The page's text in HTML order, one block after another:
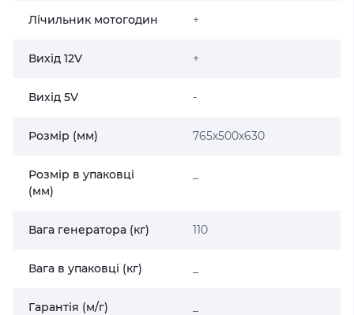
Лічильник мотогодин +
Вихід 12V +
Вихід 5V -
Розмір (мм) 765х500х630
Розмір в упаковці
(мм)
Вага генератора (кг) 110
Вага в упаковці (кг)
Гарантія (м/г)